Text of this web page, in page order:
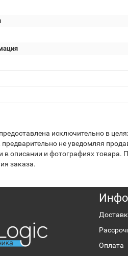
исключительно в
не уведомляя
описании и фотографиях товара.
заказа.
Оплата